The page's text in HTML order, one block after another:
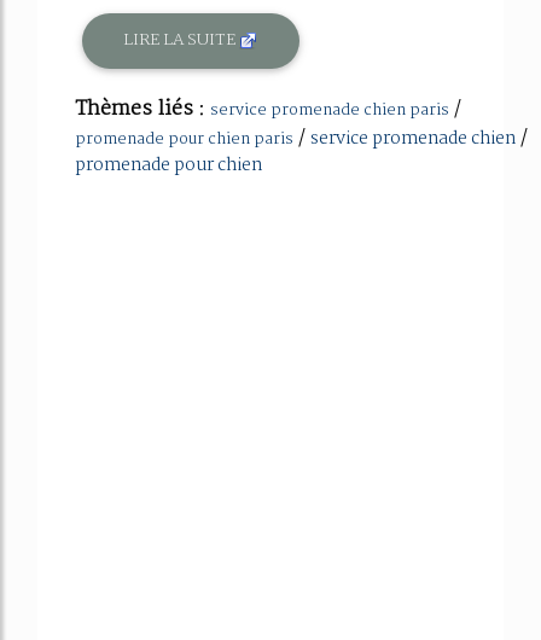
LIRE LA SUITE
Thèmes liés : service promenade chien paris /
promenade pour chien paris /service promenade chien/
promenade pour chien